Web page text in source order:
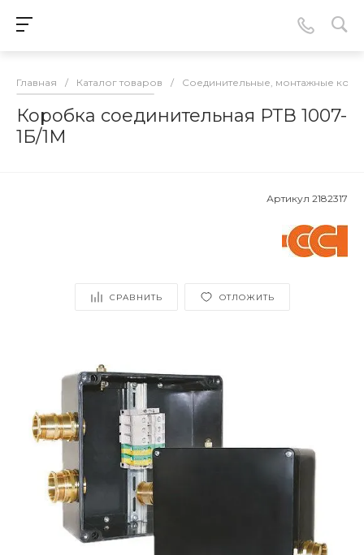
Главная / Каталог товаров / Соединительные, монтажные
Коробка соединительная РТВ 1007-
1Б/1М
Артикул 2182317
СРАВНИТЬ ОТЛОЖИТЬ